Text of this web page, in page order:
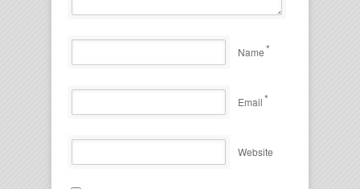
Name*
Email*
Website